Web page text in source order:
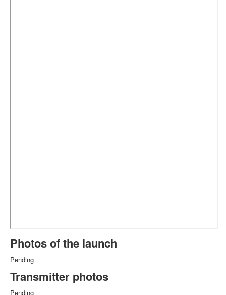
Photos of the launch
Pending
Transmitter photos
Pending